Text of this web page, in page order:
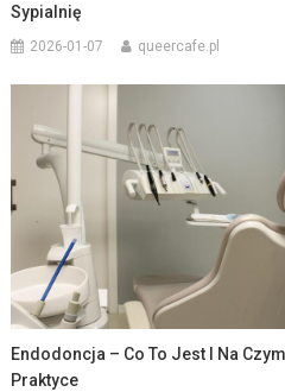
Sypialnię
2026-01-07 queercafe.pl
Endodoncja – Co To Jest I Na
Praktyce